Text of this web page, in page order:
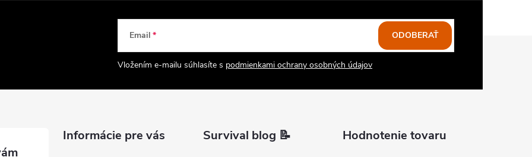
Email
Vložením e-mailu súhlasíte s podmienkami ochrany osobných údajov
ODOBERAŤ
Informácie pre vás Survival blog 📝 Hodnotenie tovaru